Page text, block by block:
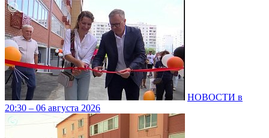
НОВОСТИ в
20:30 – 06 августа 2026